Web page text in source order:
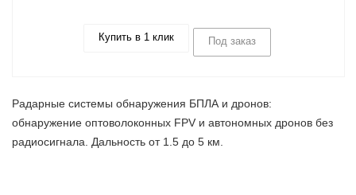
Купить в 1 клик Под заказ
Радарные системы обнаружения БПЛА и дронов:
обнаружение оптоволоконных FPV и автономных дронов без
радиосигнала. Дальность от 1.5 до 5 км.